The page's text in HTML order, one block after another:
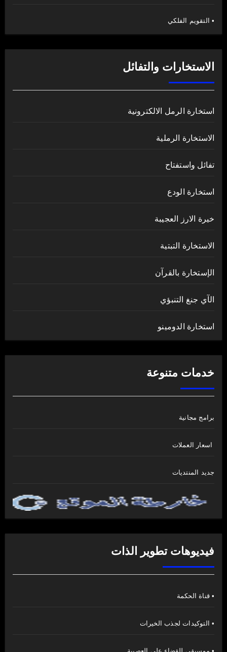
• التقويم الفلكي
الاستخارات والتفائل
استخارة الرمل الالكترونية
الاستخارة الرملية
تفائل واستفتاح
استخارة الودع
خيرة الارز العجيبة
الاستخارة التبتية
الإستخارة بالقرآن
الآي جنغ التنبؤي
استخارة الدومينو
خدمات متنوعة
برامج مجانية
اسعار العملات
جديد المنتديات
فيديوهات تطوير الذات
• قناة الحكمة
• التوكيدات لجذب الخيرات